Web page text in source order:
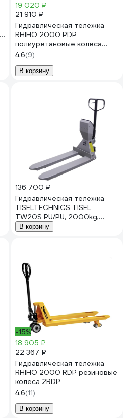
19 020 ₽
21 910 ₽
Гидравлическая тележка
RHIHO 2000 PDP
полиуретановые колеса
2PDP
4.6(9)
В корзину
136 700 ₽
Гидравлическая тележка
TISELTECHNICS TISEL
TW20S PU/PU, 2000kg,
200mm, 1150x555 mm
НФ-00000867
В корзину
-15%
18 905 ₽
22 367 ₽
Гидравлическая тележка
RHIHO 2000 RDP резиновые
колеса 2RDP
4.6(11)
В корзину